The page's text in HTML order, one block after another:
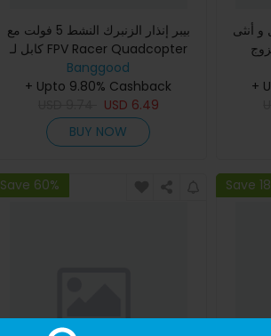
بيبر إنذار الزنبرك النشط 5 فولت مع
كابل لـ FPV Racer Quadcopter
Drone DIY
Banggood
+ Upto 9.80% Cashback
USD 6.49
BUY NOW
أنثى
+
Save 60% Save